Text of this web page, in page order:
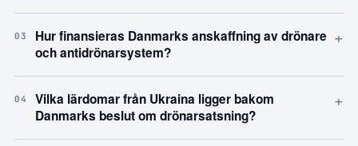
03
Hur finansieras Danmarks anskaffning av drönare
och antidrönarsystem?
+
04
Vilka lärdomar från Ukraina ligger bakom
Danmarks beslut om drönarsatsning?
+